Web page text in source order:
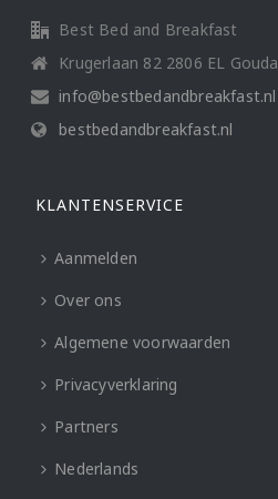
Best Bed and Breakfast
Krugerlaan 82 2806 EL Gouda
info@bestbedandbreakfast.nl
bestbedandbreakfast.nl
KLANTENSERVICE
Aanmelden
Over ons
Algemene voorwaarden
Privacyverklaring
Partners
Nederlands